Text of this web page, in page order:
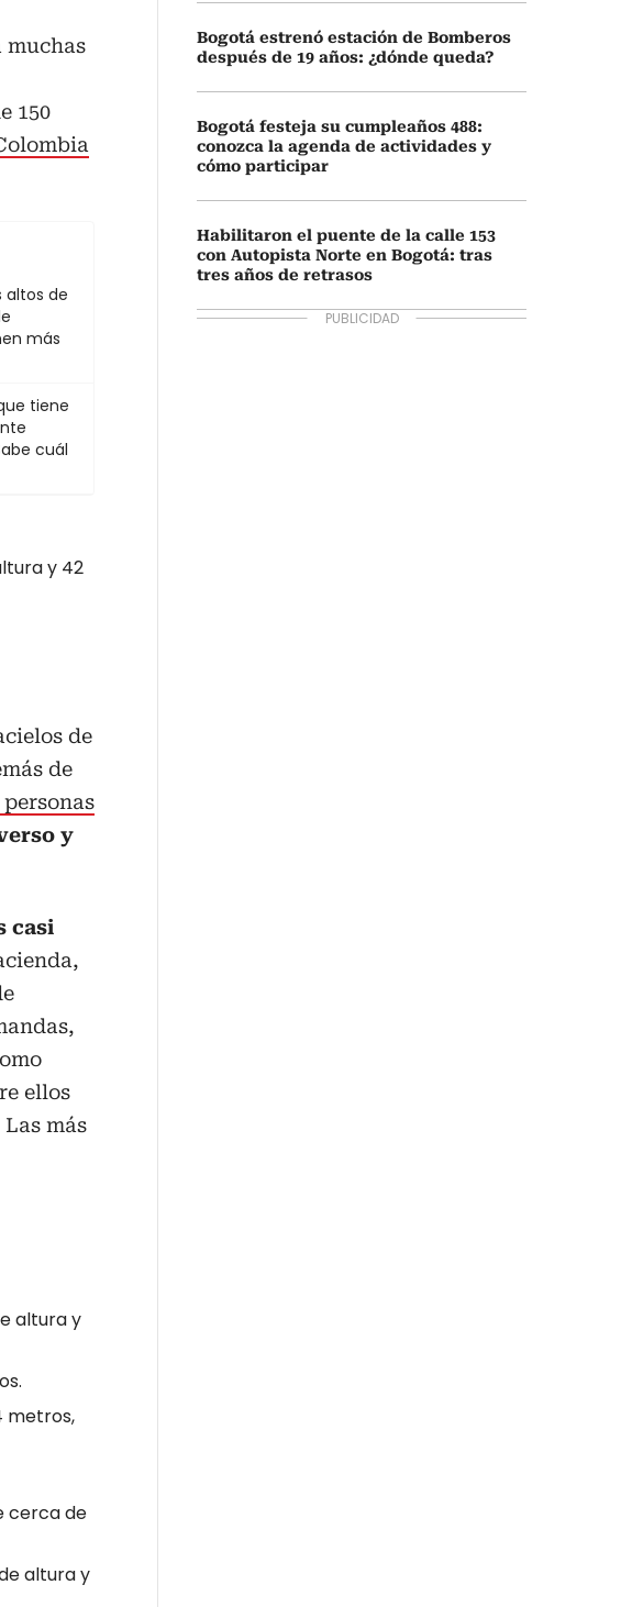
muchas
150
altos de
más
tiene
cuál
y 42
de
de
y
casi
ellos
más
altura y
metros,
cerca de
altura y
Bogotá estrenó estación de Bomberos
después de 19 años: ¿dónde queda?
Bogotá festeja su cumpleaños 488:
conozca la agenda de actividades y
cómo participar
Habilitaron el puente de la calle 153
con Autopista Norte en Bogotá: tras
tres años de retrasos